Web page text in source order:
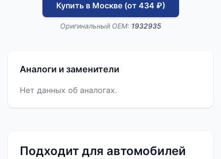
Купить в Москве (от 434 ₽)
Оригинальный OEM: 1932935
Аналоги и заменители
Нет данных об аналогах.
Подходит для автомобилей